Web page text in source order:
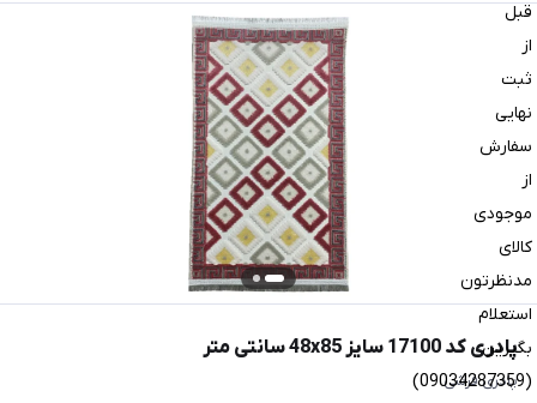
قبل
از
ثبت
نهایی
سفارش
از
موجودی
کالای
مدنظرتون
استعلام
بگیرین
(09034287359)
پادری کد 17100 سایز 48x85 سانتی متر
پادری فرشی